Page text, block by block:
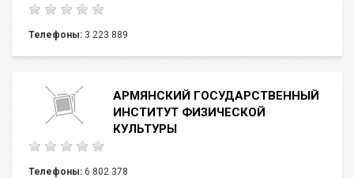
Телефоны: 3 223 889
АРМЯНСКИЙ ГОСУДАРСТВЕННЫЙ
ИНСТИТУТ ФИЗИЧЕСКОЙ
КУЛЬТУРЫ
Телефоны: 6 802 378